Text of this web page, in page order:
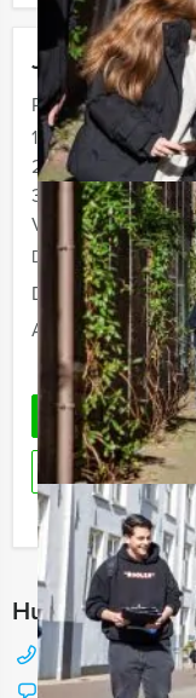
Jouw uitje
Prijs :
12 - 19 personen
20 - 29 personen
30 - 39 personen
Vanaf 40 personen
De prijzen zijn
Duur:
4 uur en
Aantal:
Ik
Hulp nodig bij
088 428 81 17
Chat met Jeroen